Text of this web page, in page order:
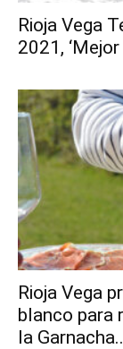
Rioja Vega
2021,
Rioja Vega
blanco para
la